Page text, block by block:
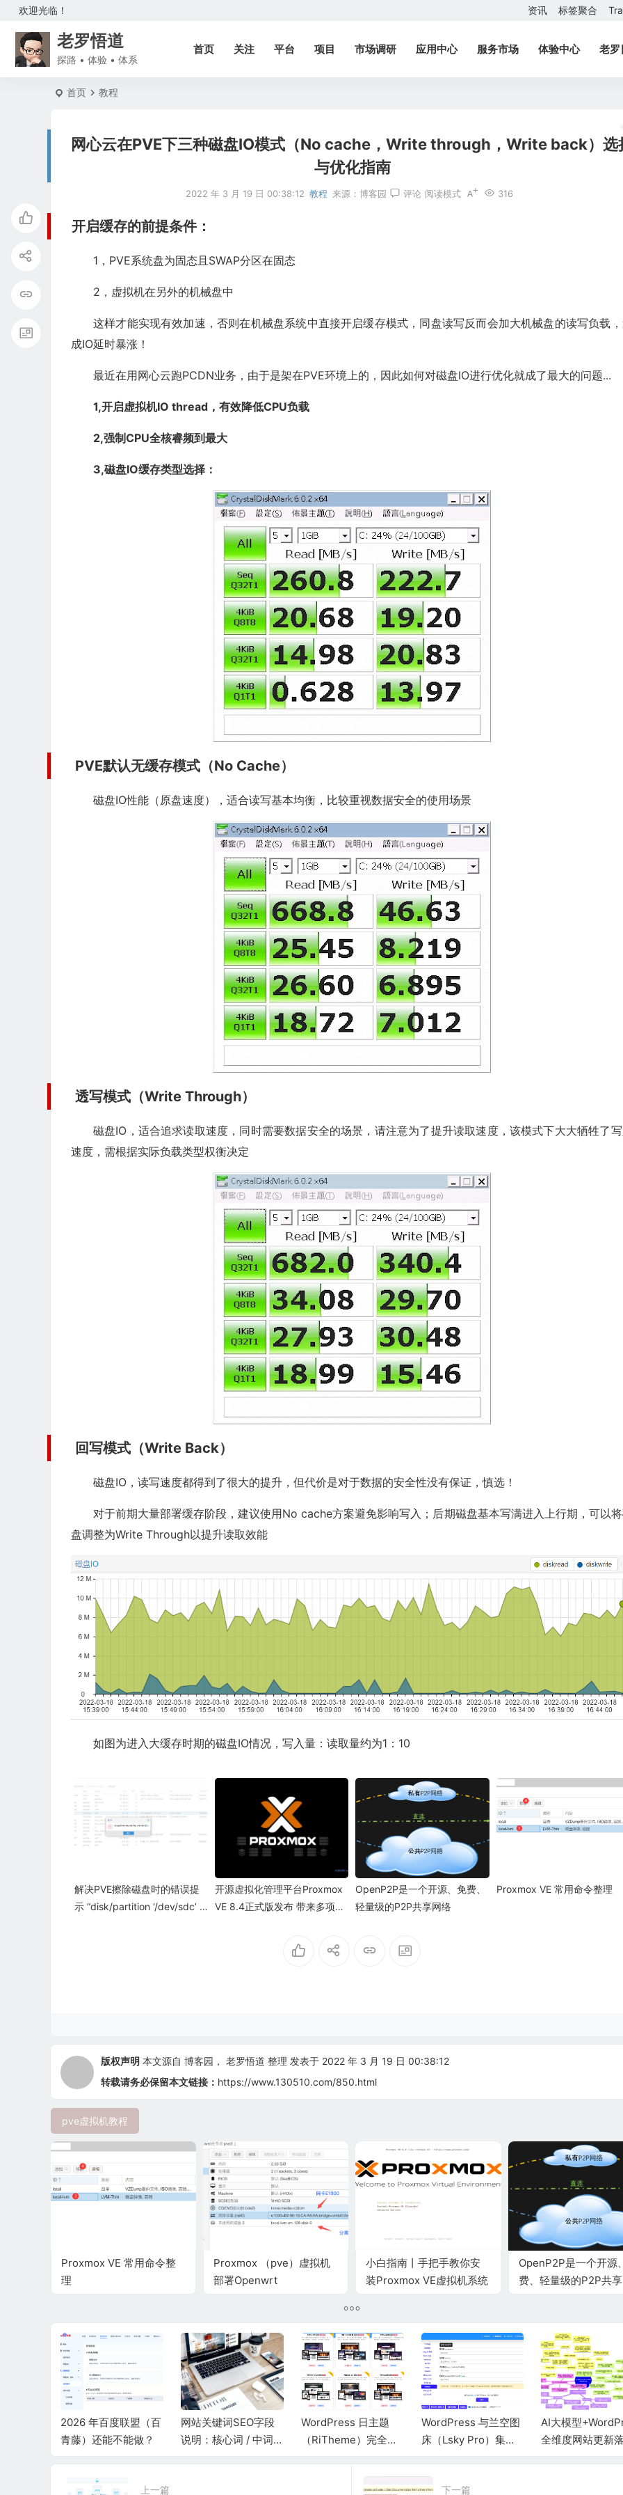
欢迎光临！ 资讯 标签聚合
老罗悟道
探路 • 体验 • 体系
首页 关注 平台 项目 市场调研 应用中心 服务市场 体验中心 老罗
首页 教程
网心云在PVE下三种磁盘IO模式（No cache，Write through，Write back）选
与优化指南
2022 年 3 月 19 日 00:38:12 教程 来源： 博客园 评论 316
阅读模式
开启缓存的前提条件：
1，PVE系统盘为固态且SWAP分区在固态
2，虚拟机在另外的机械盘中
这样才能实现有效加速，否则在机械盘系统中直接开启缓存模式，同盘读写反而会加大机械盘的读写负载
成IO延时暴涨！
最近在用网心云跑PCDN业务，由于是架在PVE环境上的，因此如何对磁盘IO进行优化就成了最大的问题...
1,开启虚拟机IO thread，有效降低CPU负载
2,强制CPU全核睿频到最大
3,磁盘IO缓存类型选择：
PVE默认无缓存模式（No Cache）
磁盘IO性能（原盘速度），适合读写基本均衡，比较重视数据安全的使用场景
透写模式（Write Through）
磁盘IO，适合追求读取速度，同时需要数据安全的场景，请注意为了提升读取速度，该模式下大大牺牲了
速度，需根据实际负载类型权衡决定
回写模式（Write Back）
磁盘IO，读写速度都得到了很大的提升，但代价是对于数据的安全性没有保证，慎选！
对于前期大量部署缓存阶段，建议使用No cache方案避免影响写入；后期磁盘基本写满进入上行期，可以
盘调整为Write Through以提升读取效能
如图为进入大缓存时期的磁盘IO情况，写入量：读取量约为1：10
解决PVE擦除磁盘时的错误提
示 “disk/partition ‘/dev/sdc’ h
开源虚拟化管理平台Proxmox
VE 8.4正式版发布 带来多项关
OpenP2P是一个开源、免费、
轻量级的P2P共享网络
Proxmox VE 常用命令整理
版权声明 本文源自 博客园 ， 老罗悟道 整理 发表于 2022 年 3 月 19 日 00:38:12
转载请务必保留本文链接： https://www.130510.com/850.html
pve虚拟机教程
Proxmox VE 常用命令整
理
Proxmox （pve）虚拟机
部署Openwrt
小白指南丨手把手教你安
装Proxmox VE虚拟机系统
OpenP2P是一个开源
费、轻量级的P2P共
2026 年百度联盟（百
青藤）还能不能做？
网站关键词SEO字段
说明：核心词 / 中词 /
WordPress 日主题
（RiTheme）完全支
WordPress 与兰空图
床（Lsky Pro）集成
AI大模型
全维度网站更新
上一篇 下一篇